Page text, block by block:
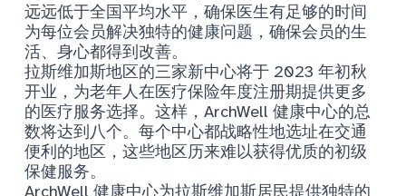
远远低于全国平均水平，确保医生有足够的时间
为每位会员解决独特的健康问题，确保会员的生
活、身心都得到改善。
拉斯维加斯地区的三家新中心将于 2023 年初秋
开业，为老年人在医疗保险年度注册期提供更多
的医疗服务选择。这样，ArchWell 健康中心的总
数将达到八个。每个中心都战略性地选址在交通
便利的地区，这些地区历来难以获得优质的初级
保健服务。
ArchWell 健康中心为拉斯维加斯居民提供独特的